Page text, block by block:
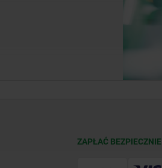
ZAPŁAĆ BEZPIECZNIE